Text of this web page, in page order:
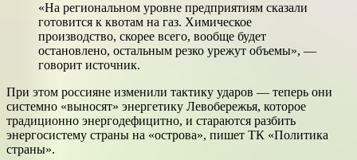
«На региональном уровне предприятиям сказали
готовится к квотам на газ. Химическое
производство, скорее всего, вообще будет
остановлено, остальным резко урежут объемы», —
говорит источник.
При этом россияне изменили тактику ударов — теперь они
системно «выносят» энергетику Левобережья, которое
традиционно энергодефицитно, и стараются разбить
энергосистему страны на «острова», пишет ТК «Политика
страны».